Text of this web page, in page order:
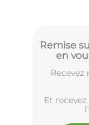
Remise
en
Recevez
Et